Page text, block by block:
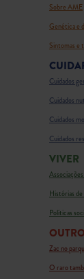
Sobre AME
Genética e
Sintomas e
Cuidados
Cuidados
Cuidados
Cuidados
VIVER
Histórias de
Políticas
Zac no
O raro